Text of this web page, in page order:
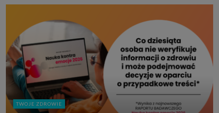
TWOJE ZDROWIE